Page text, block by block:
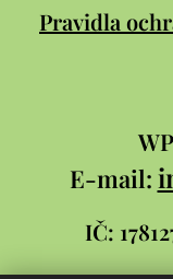
Pravidla
E-mail:
IČ: